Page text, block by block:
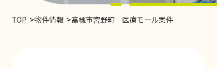
TOP 物件情報 高槻市宮野町 医療モール案件